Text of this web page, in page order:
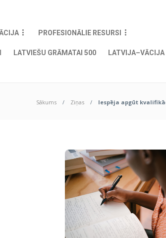
PROFESIONĀLIE RESURSI
LATVIEŠU GRĀMATAI 500
Sākums Ziņas Iespēja apgūt